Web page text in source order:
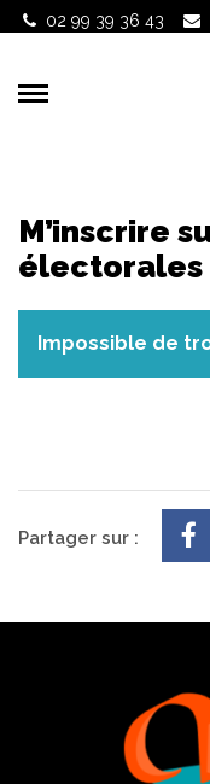
Gestion des traceurs
02 99 39 36 43
M’inscrire
électorales
Impossible de
Partager sur :